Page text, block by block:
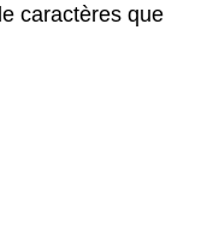
caractères que